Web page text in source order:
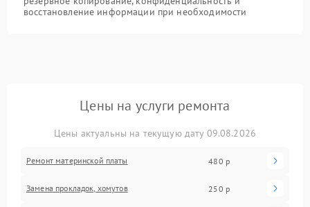
восстановление информации при необходимости
Цены на услуги ремонта
Цены актуальны на текущую дату 09.08.2026
Ремонт материнской платы 480 р
Замена прокладок, хомутов 250 р